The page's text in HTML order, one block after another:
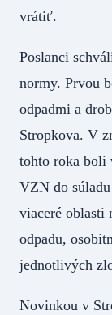
vrátiť.
Poslanci
normy. Prvou
odpadmi a
Stropkova. V
tohto roka boli
VZN do
viaceré oblasti
odpadu,
jednotlivých
Novinkou v